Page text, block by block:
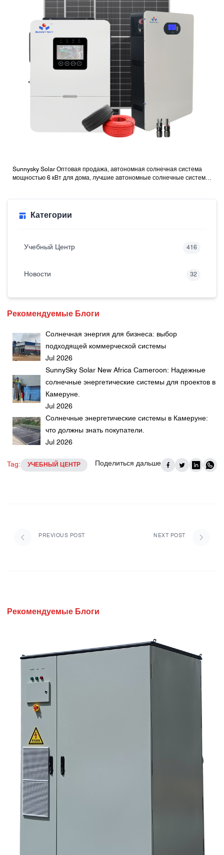
Sunnysky Solar Оптовая продажа, автономная солнечная система
мощностью 6 кВт для дома, лучшие автономные солнечные системы
Категории
Учебный Центр 416
Новости 32
Рекомендуемые Блоги
Солнечная энергия для бизнеса: выбор
подходящей коммерческой системы
Jul 2026
SunnySky Solar New Africa Cameroon: Надежные
солнечные энергетические системы для проектов в
Камеруне.
Jul 2026
Солнечные энергетические системы в Камеруне:
что должны знать покупатели.
Jul 2026
Tag: УЧЕБНЫЙ ЦЕНТР Поделиться дальше
PREVIOUS POST NEXT POST
Рекомендуемые Блоги